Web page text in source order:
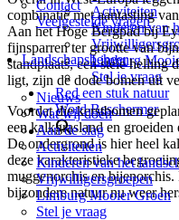
Contact
Veelgestelde vragen
Landschapsbeheer
Nieuws
Wat wij doen
Aan de slag
Activiteiten
Kinderen van het
Vrijwilligersgroepen
Limburg Mooier Groen
Stel je vraag
Activiteiten
Kinderen van
Limburg
Stel je vraag
Red een stuk natuur
Word Beschermer
combinatie met aantasting
Aan het Hoge Bergpad bij
fijnsparren ter grootte van
standplaats, een stele helling
ligt, zijn de dode bomen uit
Voordat die kerstbomen
een kalkgrasland en
De ondergrond is hier heel
deze karakteristieke
muggenorchis en
bijzondere natuur nu weer